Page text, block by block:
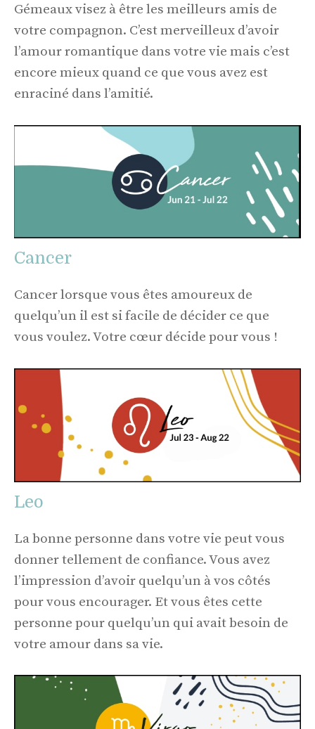
Gémeaux visez à être les meilleurs amis de
votre compagnon. C’est merveilleux d’avoir
l’amour romantique dans votre vie mais c’est
encore mieux quand ce que vous avez est
enraciné dans l’amitié.
Cancer
Cancer lorsque vous êtes amoureux de
quelqu’un il est si facile de décider ce que
vous voulez. Votre cœur décide pour vous !
Leo
La bonne personne dans votre vie peut vous
donner tellement de confiance. Vous avez
l’impression d’avoir quelqu’un à vos côtés
pour vous encourager. Et vous êtes cette
personne pour quelqu’un qui avait besoin de
votre amour dans sa vie.